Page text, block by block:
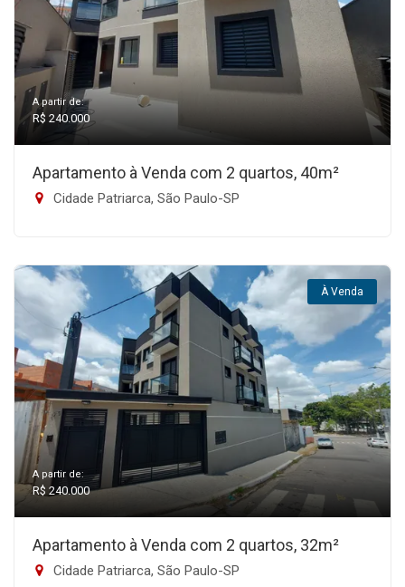
A partir de:
R$ 240.000
Apartamento à Venda com 2 quartos, 40m²
Cidade Patriarca, São Paulo-SP
À Venda
A partir de:
R$ 240.000
Apartamento à Venda com 2 quartos, 32m²
Cidade Patriarca, São Paulo-SP